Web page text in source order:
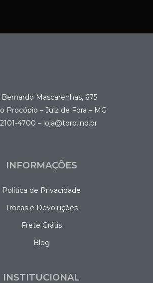
Bernardo Mascarenhas, 675
Procópio – Juiz de Fora – MG
2101-4700 – loja@torp.ind.br
INFORMAÇÕES
Política de Privacidade
Trocas e Devoluções
Frete Grátis
Blog
INSTITUCIONAL